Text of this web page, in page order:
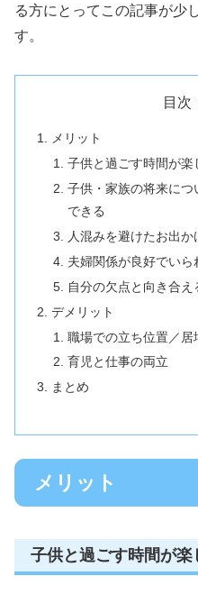
る方にとってこの記事が少
す。
目次
メリット
子供と過ごす時間が楽
子供・家族の将来に
できる
人混みを避けたお出か
夫婦関係が良好でいら
自分の欠点と向き合え
デメリット
職場での立ち位置／居
育児と仕事の両立
まとめ
メリット
子供と過ごす時間が楽